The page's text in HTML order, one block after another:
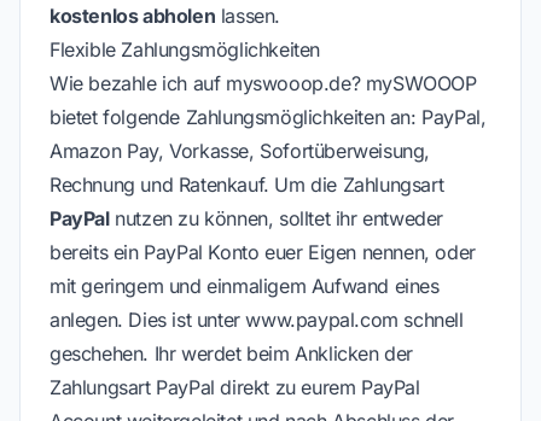
kostenlos abholen lassen.
Flexible Zahlungsmöglichkeiten
Wie bezahle ich auf myswooop.de? mySWOOOP
bietet folgende Zahlungsmöglichkeiten an: PayPal,
Amazon Pay, Vorkasse, Sofortüberweisung,
Rechnung und Ratenkauf. Um die Zahlungsart
PayPalnutzen zu können, solltet ihr entweder
bereits ein PayPal Konto euer Eigen nennen, oder
mit geringem und einmaligem Aufwand eines
anlegen. Dies ist unterwww.paypal.com schnell
geschehen. Ihr werdet beim Anklicken der
Zahlungsart PayPal direkt zu eurem PayPal